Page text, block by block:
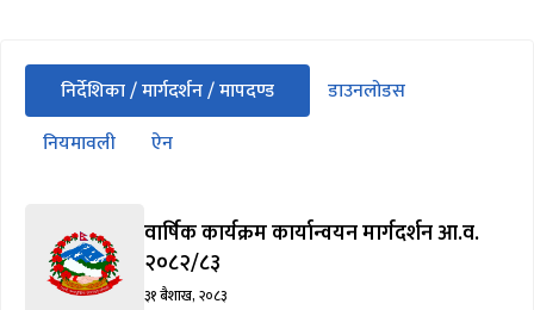
सीधा
पहिलो
ट्याबको
निर्देशिका / मार्गदर्शन / मापदण्ड
(सक्रिय ट्याब)
डाउनलोडस
नियमावली
ऐन
वार्षिक कार्यक्रम कार्यान्वयन मार्गदर्शन आ.व.
२०८२/८३
३१ बैशाख, २०८३